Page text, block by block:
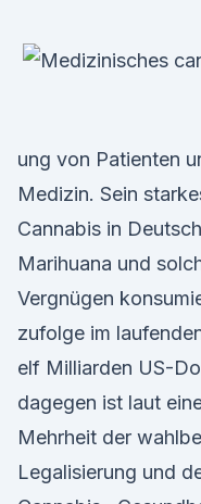
ung von Patienten
Medizin. Sein
Cannabis in
Marihuana und
Vergnügen
zufolge im
elf Milliarden US-
dagegen ist laut
Mehrheit der
Legalisierung und